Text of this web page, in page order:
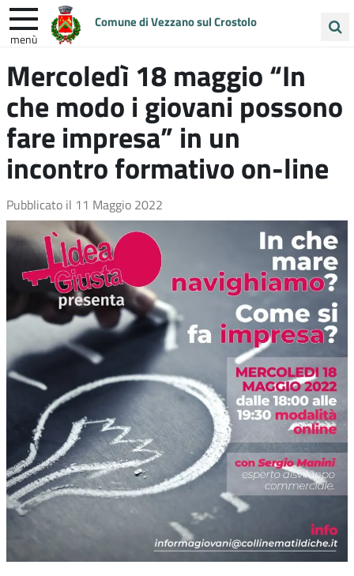
Comune di Vezzano sul Crostolo
menù
nel
sito
ENTRA IN COMUNE VIVI VEZZANO
UNIONE COLLINE MATILDICHE
Mercoledì 18 maggio “In
che modo i giovani possono
fare impresa” in un
incontro formativo on-line
Pubblicato il 11 Maggio 2022